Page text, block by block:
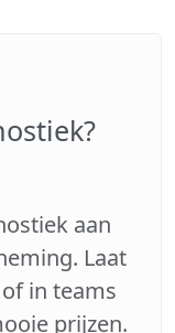
aan
Laat
in teams
prijzen.